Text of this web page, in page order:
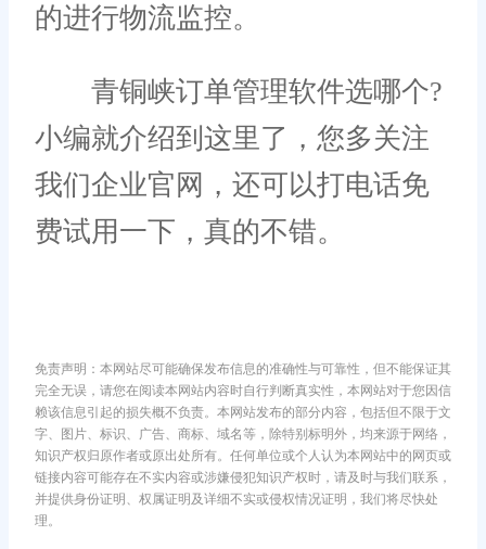
的进行物流监控。
青铜峡订单管理软件选哪个?
小编就介绍到这里了，您多关注
我们企业官网，还可以打电话免
费试用一下，真的不错。
免责声明：本网站尽可能确保发布信息的准确性与可靠性，但不能保证其
完全无误，请您在阅读本网站内容时自行判断真实性，本网站对于您因信
赖该信息引起的损失概不负责。本网站发布的部分内容，包括但不限于文
字、图片、标识、广告、商标、域名等，除特别标明外，均来源于网络，
知识产权归原作者或原出处所有。任何单位或个人认为本网站中的网页或
链接内容可能存在不实内容或涉嫌侵犯知识产权时，请及时与我们联系，
并提供身份证明、权属证明及详细不实或侵权情况证明，我们将尽快处
理。